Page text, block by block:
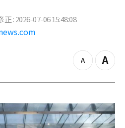
正 : 2026-07-06 15:48:08
z
o
o
u
t
Z
o
i
n